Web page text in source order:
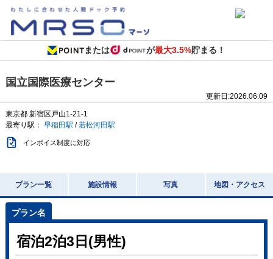
または が最大3.5%貯まる！
国立国際医療センター
更新日:2026.06.09
東京都 新宿区戸山1-21-1
最寄り駅： 早稲田駅 /若松河田駅
インボイス制度に対応
プラン一覧 施設情報 写真 地図・アクセス
宿泊2泊3日(男性)